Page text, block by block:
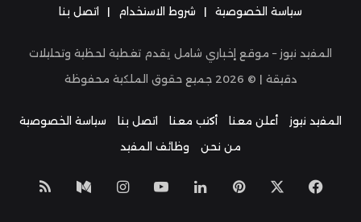
سياسة الخصوصية | شروط الاستخدام | اتصل بنا
المفيد نيوز – موقع إخباري شامل يقدم تغطية لحظية وتحليلات
دقيقة | © 2026 جميع حقوق الملكية محفوظة
المفيد نيوز أعلن معنا أكتب معنا اتصل بنا
سياسة الخصوصية
من نحن
وظائف المفيد
فيسبوك بينتيريست
لينكدإن‫YouTube
انستقراموسط